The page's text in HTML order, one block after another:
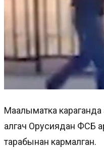
Маалыматка
алгач Орусиядан ФСБ
тарабынан кармалган.